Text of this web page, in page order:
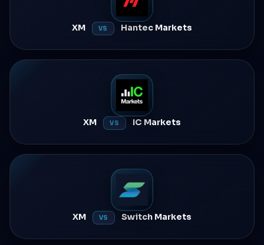
XM VS Hantec Markets
XM VS IC Markets
XM VS Switch Markets